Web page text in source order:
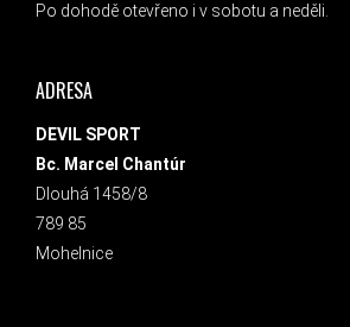
Po dohodě otevřeno i v sobotu a neděli.
ADRESA
DEVIL SPORT
Bc. Marcel Chantúr
Dlouhá 1458/8
789 85
Mohelnice